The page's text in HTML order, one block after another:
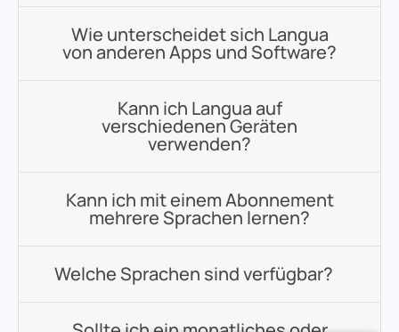
Wie unterscheidet sich Langua
von anderen Apps und Software?
Kann ich Langua auf
verschiedenen Geräten
verwenden?
Kann ich mit einem Abonnement
mehrere Sprachen lernen?
Welche Sprachen sind verfügbar?